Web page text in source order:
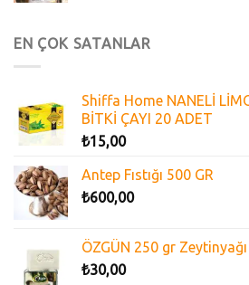
EN ÇOK SATANLAR
Shiffa Home NANELİ
BİTKİ ÇAYI 20 ADET
₺15,00
Antep Fıstığı 500 GR
₺600,00
ÖZGÜN 250 gr
₺30,00